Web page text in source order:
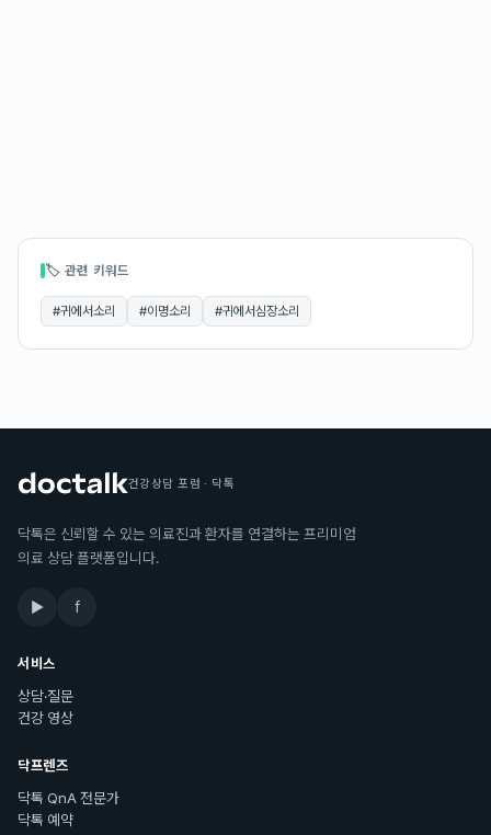
🏷 관련 키워드
#귀에서소리 #이명소리 #귀에서심장소리
건강상담 포럼 · 닥톡
닥톡은 신뢰할 수 있는 의료진과 환자를 연결하는 프리미엄
의료 상담 플랫폼입니다.
▶ f
서비스
상담·질문
건강 영상
닥프렌즈
닥톡 QnA 전문가
닥톡 예약